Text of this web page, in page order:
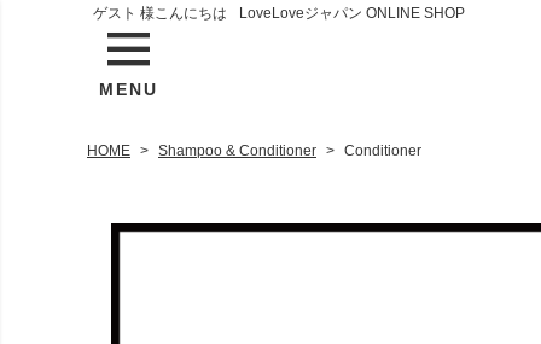
LoveLoveジャパン ONLINE SHOP
ゲスト 様こんにちは
MENU
HOME Shampoo & Conditioner Conditioner